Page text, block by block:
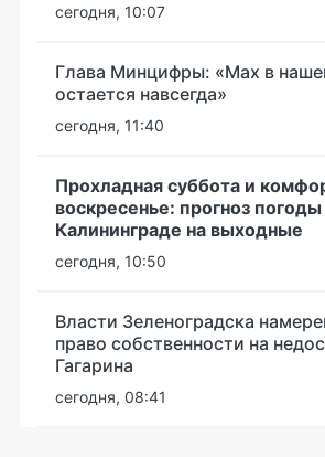
сегодня, 10:07
Глава Минцифры: «Мах в
остается навсегда»
сегодня, 11:40
Прохладная суббота и
воскресенье: прогноз погоды
Калининграде на выходные
сегодня, 10:50
Власти Зеленоградска
право собственности на
Гагарина
сегодня, 08:41